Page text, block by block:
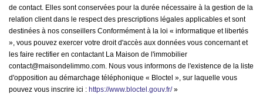
de contact. Elles sont conservées pour la durée nécessaire à la gestion de la
relation client dans le respect des prescriptions légales applicables et sont
destinées à nos conseillers Conformément à la loi « informatique et libertés
», vous pouvez exercer votre droit d'accès aux données vous concernant et
les faire rectifier en contactant La Maison de l'immobilier
contact@maisondelimmo.com. Nous vous informons de l'existence de la liste
d'opposition au démarchage téléphonique « Bloctel », sur laquelle vous
pouvez vous inscrire ici : https://www.bloctel.gouv.fr/»